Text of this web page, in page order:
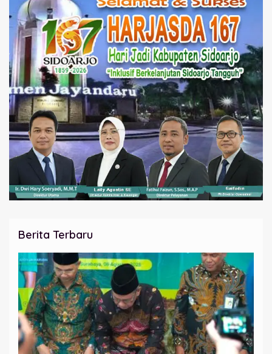
Berita Terbaru